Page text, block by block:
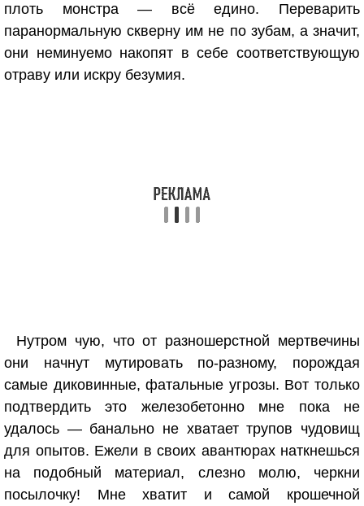
плоть монстра — всё едино. Переварить
паранормальную скверну им не по зубам, а значит,
они неминуемо накопят в себе соответствующую
отраву или искру безумия.
Нутром чую, что от разношерстной мертвечины
они начнут мутировать по-разному, порождая
самые диковинные, фатальные угрозы. Вот только
подтвердить это железобетонно мне пока не
удалось — банально не хватает трупов чудовищ
для опытов. Ежели в своих авантюрах наткнешься
на подобный материал, слезно молю, черкни
посылочку! Мне хватит и самой крошечной